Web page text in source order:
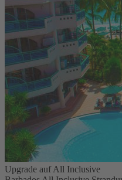
Upgrade auf All Inclusive